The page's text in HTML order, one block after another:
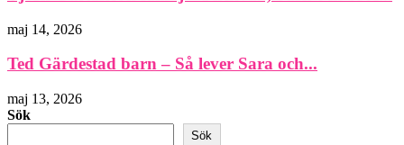
maj 14, 2026
Ted Gärdestad barn – Så lever Sara och...
maj 13, 2026
Sök
Sök